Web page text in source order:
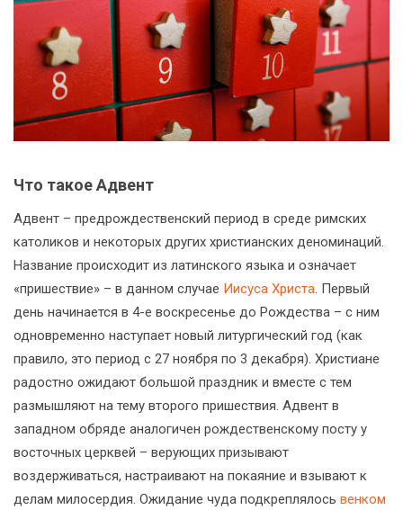
Что такое Адвент
Адвент – предрождественский период в среде римских
католиков и некоторых других христианских деноминаций.
Название происходит из латинского языка и означает
«пришествие» – в данном случае Иисуса Христа. Первый
день начинается в 4-е воскресенье до Рождества – с ним
одновременно наступает новый литургический год (как
правило, это период с 27 ноября по 3 декабря). Христиане
радостно ожидают большой праздник и вместе с тем
размышляют на тему второго пришествия. Адвент в
западном обряде аналогичен рождественскому посту у
восточных церквей – верующих призывают
воздерживаться, настраивают на покаяние и взывают к
делам милосердия. Ожидание чуда подкреплялось венком